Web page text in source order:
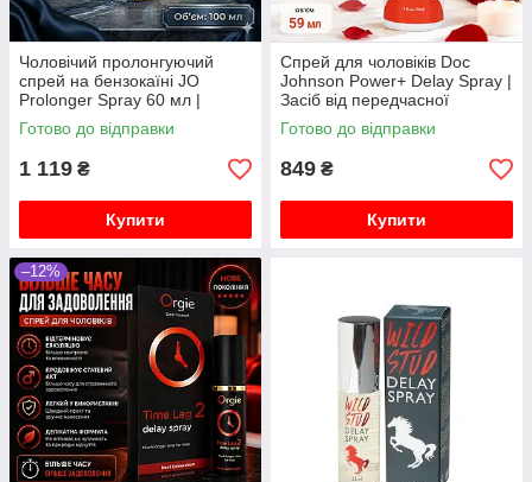
Чоловічий пролонгуючий
спрей на бензокаїні JO
Prolonger Spray 60 мл |
Спрей для продовження акту
Готово до відправки
1 119 ₴
Купити
Спрей для чоловіків Doc
Johnson Power+ Delay Spray |
Засіб від передчасної
еякуляції (США)
Готово до відправки
849 ₴
Купити
–12%